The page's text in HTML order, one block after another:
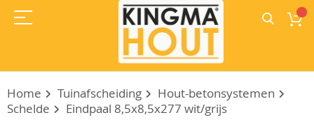
Home Tuinafscheiding
Hout-betonsystemen
Schelde
Eindpaal 8,5x8,5x277 wit/grijs